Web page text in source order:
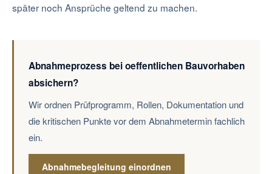
später noch Ansprüche geltend zu machen.
Abnahmeprozess bei oeffentlichen Bauvorhaben
absichern?
Wir ordnen Prüfprogramm, Rollen, Dokumentation und
die kritischen Punkte vor dem Abnahmetermin fachlich
ein.
Abnahmebegleitung einordnen